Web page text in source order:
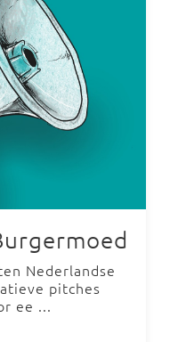
Nederlandse
pitches
ee ...